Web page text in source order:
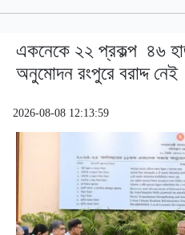
একনেকে ২২ প্রকল্প ৪৬
অনুমোদন রংপুরে বরাদ্দ নেই
2026-08-08 12:13:59